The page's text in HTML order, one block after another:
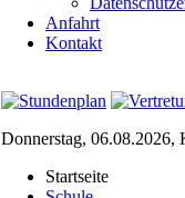
Anfahrt
Kontakt
Donnerstag, 06.08.2026,
Startseite